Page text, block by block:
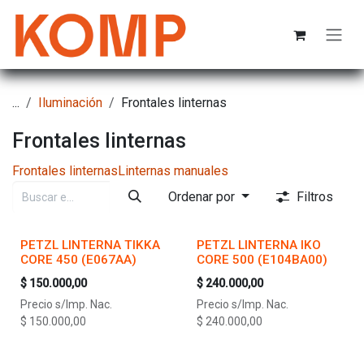
... Iluminación Frontales linternas
Frontales linternas
Frontales linternasLinternas manuales
Ordenar por
Filtros
PETZL LINTERNA TIKKA
CORE 450 (E067AA)
$ 150.000,00
Precio s/Imp. Nac.
$ 150.000,00
PETZL LINTERNA IKO
CORE 500 (E104BA00)
$ 240.000,00
Precio s/Imp. Nac.
$ 240.000,00